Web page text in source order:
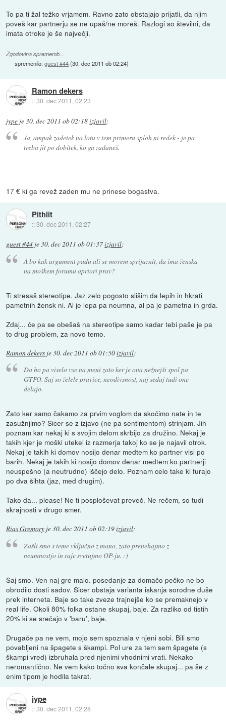
To pa ti žal težko vrjamem. Ravno zato obstajajo prijatli, da njim
poveš kar partnerju se ne upaš/ne moreš. Razlogi so številni, da
imata otroke je še največji.
Zgodovina sprememb…
spremenilo:guest #44(30. dec 2011 ob 02:24)
Ramon dekers
::30. dec 2011, 02:23
jype je30. dec 2011 ob 02:18izjavil:
Ja, ampak zadetek na lotu v tem primeru sploh ni redek - je pa
treba jit po dobitek, ko ga zadaneš.
17 € ki ga revež zaden mu ne prinese bogastva.
Pithlit
::30. dec 2011, 02:27
guest #44 je30. dec 2011 ob 01:37izjavil:
A bo kak argument padu ali se morem sprijaznit, da ima ženska
na moškem forumu apriori prav?
Ti stresaš stereotipe. Jaz zelo pogosto slišim da lepih in hkrati
pametnih žensk ni. Al je lepa pa neumna, al pa je pametna in grda.
Zdaj... če pa se obešaš na stereotipe samo kadar tebi paše je pa
to drug problem, za novo temo.
Ramon dekers je30. dec 2011 ob 01:50izjavil:
Da bo pa viselo vse na meni zato ker je ona nežnejši spol pa
GTFO. Saj so želele pravice, neodivsnost, naj sedaj tudi one
delajo.
Zato ker samo čakamo za prvim voglom da skočimo nate in te
zasužnjimo? Sicer se z izjavo (ne pa sentimentom) strinjam. Jih
poznam kar nekaj ki s svojim delom skrbijo za družino. Nekaj je
takih kjer je moški utekel iz razmerja takoj ko se je najavil otrok.
Nekaj je takih ki domov nosijo denar medtem ko partner visi po
barih. Nekaj je takih ki nosijo domov denar medtem ko partnerji
neuspešno (a neutrudno) iščejo delo. Poznam celo take ki furajo
po dva šihta (jaz, med drugim).
Tako da... please! Ne ti posploševat preveč. Ne rečem, so tudi
skrajnosti v drugo smer.
Rias Gremory je30. dec 2011 ob 02:19izjavil:
Zašli smo s teme vključno z mano, zato prenehajmo z
neumnostjo in raje svetujmo OP-ju. :)
Saj smo. Ven naj gre malo. posedanje za domačo pečko ne bo
obrodilo dosti sadov. Sicer obstaja varianta iskanja sorodne duše
prek interneta. Baje so take zveze trajnejše ko se premaknejo v
real life. Okoli 80% folka ostane skupaj, baje. Za razliko od tistih
20% ki se srečajo v 'baru', baje.
Drugače pa ne vem, mojo sem spoznala v njeni sobi. Bili smo
povabljeni na špagete s škampi. Pol ure za tem sem špagete (s
škampi vred) izbruhala pred njenimi vhodnimi vrati. Nekako
neromantično. Ne vem kako točno sva končale skupaj... pa še z
enim tipom je hodila takrat.
jype
::30. dec 2011, 02:28